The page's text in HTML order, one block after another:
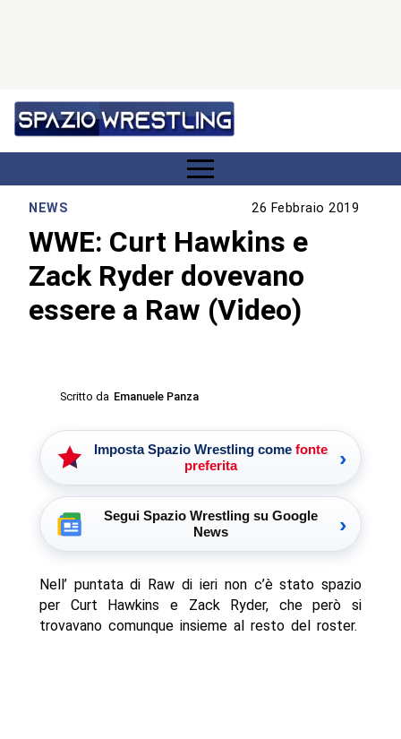
NEWS 26 Febbraio 2019
WWE: Curt Hawkins e
Zack Ryder dovevano
essere a Raw (Video)
Scritto da Emanuele Panza
Imposta Spazio Wrestling come fonte
preferita
›
Segui Spazio Wrestling su Google
News
›
Nell’ puntata di Raw di ieri non c’è stato spazio
per Curt Hawkins e Zack Ryder, che però si
trovavano comunque insieme al resto del roster.